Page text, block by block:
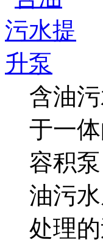
含油
于一
容积
油污
处理